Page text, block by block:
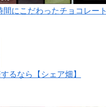
にこだわったチョコレート
るなら【シェア畑】